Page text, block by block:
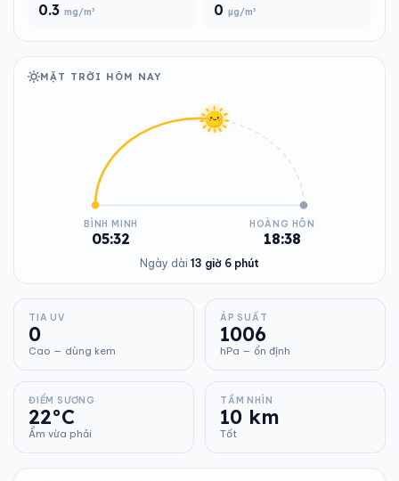
0.3 mg/m³ 0 µg/m³
MẶT TRỜI HÔM NAY
BÌNH MINH
05:32
HOÀNG HÔN
18:38
Ngày dài 13 giờ 6 phút
TIA UV
0
Cao — dùng kem
ÁP SUẤT
1006
hPa — ổn định
ĐIỂM SƯƠNG
22°C
Ẩm vừa phải
TẦM NHÌN
10 km
Tốt